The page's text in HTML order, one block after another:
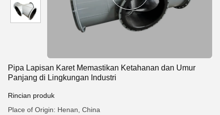
Pipa Lapisan Karet Memastikan Ketahanan dan Umur
Panjang di Lingkungan Industri
Rincian produk
Place of Origin: Henan, China